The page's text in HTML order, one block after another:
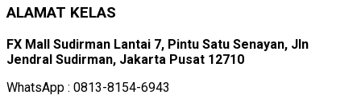
ALAMAT KELAS
FX Mall Sudirman Lantai 7, Pintu Satu Senayan, Jln
Jendral Sudirman, Jakarta Pusat 12710
WhatsApp : 0813-8154-6943